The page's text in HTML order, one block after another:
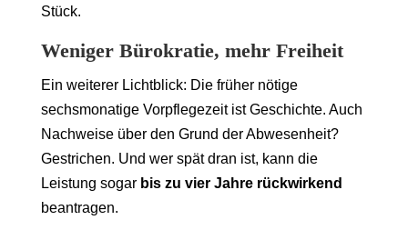
Stück.
Weniger Bürokratie, mehr Freiheit
Ein weiterer Lichtblick: Die früher nötige
sechsmonatige Vorpflegezeit ist Geschichte. Auch
Nachweise über den Grund der Abwesenheit?
Gestrichen. Und wer spät dran ist, kann die
Leistung sogar bis zu vier Jahre rückwirkend
beantragen.